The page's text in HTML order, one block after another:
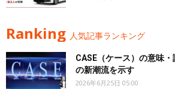
Ranking 人気記事ランキング
CASE（ケース）の意味
の新潮流を示す
2026年6月25日 05:00